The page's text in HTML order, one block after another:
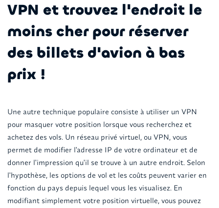
VPN et trouvez l'endroit le
moins cher pour réserver
des billets d'avion à bas
prix !
Une autre technique populaire consiste à utiliser un VPN
pour masquer votre position lorsque vous recherchez et
achetez des vols. Un réseau privé virtuel, ou VPN, vous
permet de modifier l'adresse IP de votre ordinateur et de
donner l'impression qu'il se trouve à un autre endroit. Selon
l'hypothèse, les options de vol et les coûts peuvent varier en
fonction du pays depuis lequel vous les visualisez. En
modifiant simplement votre position virtuelle, vous pouvez